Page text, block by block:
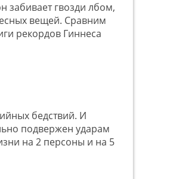
забивает гвозди лбом,
вещей. Сравним
рекордов Гиннеса
бедствий. И
подвержен ударам
на 2 персоны и на 5